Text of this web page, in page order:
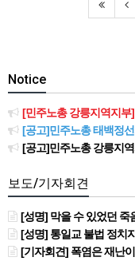
Notice
[민주노총 강릉지역지부]민주
[공고]민주노총 태백정선지
[공고]민주노총 강릉지역
보도/기자회견
[성명] 막을 수 있었던 죽음, HL만도가 책임져
[성명] 통일교 불법 정치자
[기자회견] 폭염은 재난이다! 폭염으로부터